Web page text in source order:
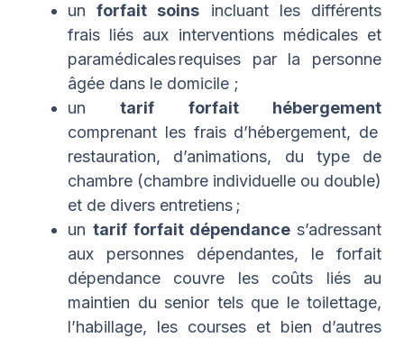
unforfait soins incluant les différents
frais liés aux interventions médicales et
paramédicales requises par la personne
âgée dans le domicile ;
untarif forfait hébergement
comprenant les frais d’hébergement, de
restauration, d’animations, du type de
chambre (chambre individuelle ou double)
et de divers entretiens ;
un tarif forfait dépendance s’adressant
aux personnes dépendantes, le forfait
dépendance couvre les coûts liés au
maintien du senior tels que le toilettage,
l’habillage, les courses et bien d’autres